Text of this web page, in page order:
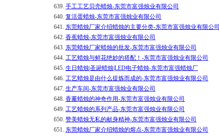
639. 手工工艺贝壳蜡烛-东莞市富强烛业有限公司
640. 复活蛋蜡烛-东莞市富强烛业有限公司
641. 东莞蜡烛厂家介绍蜡烛的主要分类-东莞市富强烛业有限公
642. 香蕉蜡烛-东莞市富强烛业有限公司
643. 东莞蜡烛厂家蜡烛的批发-东莞市富强烛业有限公司
644. 工艺蜡烛与鲜花绝妙的搭配！-东莞市富强烛业有限公司
645. 生日蜡烛|圣诞蜡烛|LED电子蜡烛-东莞市富强蜡烛厂
646. 工艺蜡烛是由什么提炼而成的-东莞市富强烛业有限公司
647. 生产车间-东莞市富强烛业有限公司
648. 香薰蜡烛的神奇作用-东莞市富强烛业有限公司
649. 工艺蜡烛的系列产品-东莞市富强烛业有限公司
650. 赞美蜡烛无私的献身精神-东莞市富强烛业有限公司
651. 东莞蜡烛厂家介绍蜡烛的熔点-东莞市富强烛业有限公司